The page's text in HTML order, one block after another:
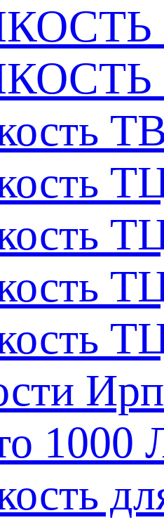
1000